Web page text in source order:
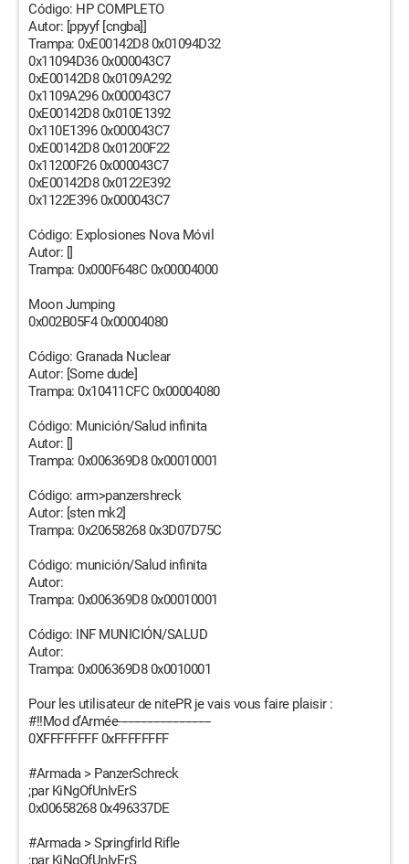
Código: HP COMPLETO
Autor: [ppyyf [cngba]]
Trampa: 0xE00142D8 0x01094D32
0x11094D36 0x000043C7
0xE00142D8 0x0109A292
0x1109A296 0x000043C7
0xE00142D8 0x010E1392
0x110E1396 0x000043C7
0xE00142D8 0x01200F22
0x11200F26 0x000043C7
0xE00142D8 0x0122E392
0x1122E396 0x000043C7
Código: Explosiones Nova Móvil
Autor: []
Trampa: 0x000F648C 0x00004000
Moon Jumping
0x002B05F4 0x00004080
Código: Granada Nuclear
Autor: [Some dude]
Trampa: 0x10411CFC 0x00004080
Código: Munición/Salud infinita
Autor: []
Trampa: 0x006369D8 0x00010001
Código: arm>panzershreck
Autor: [sten mk2]
Trampa: 0x20658268 0x3D07D75C
Código: munición/Salud infinita
Autor:
Trampa: 0x006369D8 0x00010001
Código: INF MUNICIÓN/SALUD
Autor:
Trampa: 0x006369D8 0x0010001
Pour les utilisateur de nitePR je vais vous faire plaisir :
#!!Mod d’Armée-----------------------------
0XFFFFFFFF 0xFFFFFFFF
#Armada > PanzerSchreck
;par KiNgOfUnIvErS
0x00658268 0x496337DE
#Armada > Springfirld Rifle
;par KiNgOfUnIvErS